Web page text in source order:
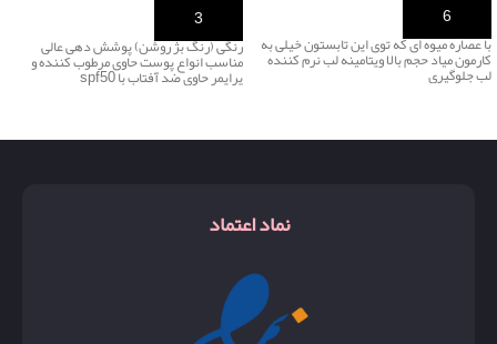
خرید
با عصاره میوه ای که توی این تابستون خیلی به
کارمون میاد حجم بالا ویتامینه لب نرم کننده
لب جلوگیری
رنگی (رنگ بژ روشن) پوشش دهی عالی
مناسب انواع پوست حاوی مرطوب کننده و
پرایمر حاوی ضد آفتاب با spf50
نماد اعتماد